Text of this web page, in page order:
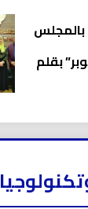
بالمجلس
بقلم